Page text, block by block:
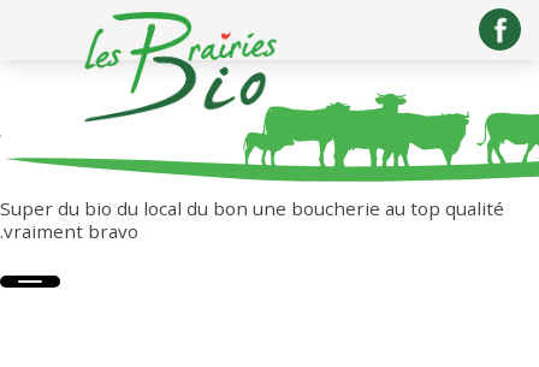
SUPER DU BIO...
Super du bio du local du bon une boucherie au top qualité
.vraiment bravo